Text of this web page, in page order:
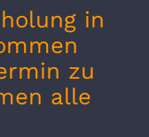
in
zu
alle